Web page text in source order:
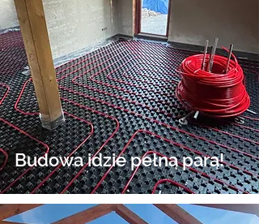
Budowa idzie pełną parą!